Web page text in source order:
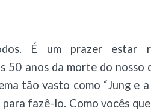
É um prazer estar
50 anos da morte do
tão vasto como “Jung e
fazê-lo. Como vocês